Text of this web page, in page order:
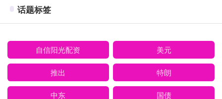
话题标签
自信阳光配资 美元
推出 特朗
中东 国债